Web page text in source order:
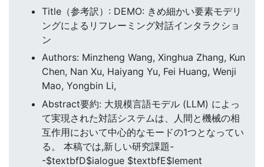
Title（参考訳）: DEMO: きめ細かい要素モデリ
ングによるリフレーミング対話インタラクショ
ン
Authors: Minzheng Wang, Xinghua Zhang, Kun
Chen, Nan Xu, Haiyang Yu, Fei Huang, Wenji
Mao, Yongbin Li,
Abstract要約: 大規模言語モデル (LLM) によっ
て実現された対話システムは、人間と機械の相
互作用において中心的なモードの1つとなってい
る。 本稿では,新しい研究課題-
-$textbfD$ialogue $textbfE$lement